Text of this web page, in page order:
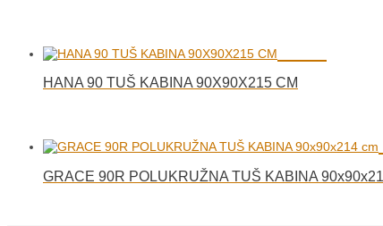
HANA 90 TUŠ KABINA 90X90X215 CM
GRACE 90R POLUKRUŽNA TUŠ KABINA